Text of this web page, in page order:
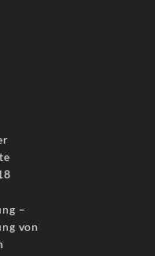
–
von